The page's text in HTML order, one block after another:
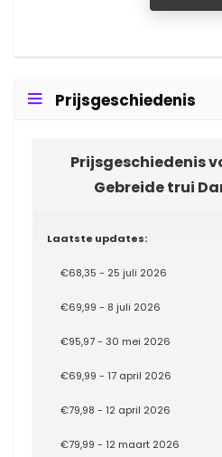
Prijsgeschiedenis
Prijsgeschiedenis
Gebreide trui
Laatste updates:
€68,35 - 25 juli 2026
€69,99 - 8 juli 2026
€95,97 - 30 mei 2026
€69,99 - 17 april 2026
€79,98 - 12 april 2026
€79,99 - 12 maart 2026